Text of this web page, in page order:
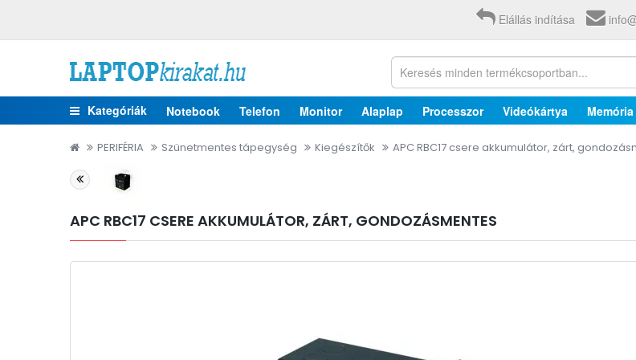
Elállás indítása
Kategóriák Notebook Telefon Monitor Alaplap Processzor Videókártya Memória
PERIFÉRIA Szünetmentes tápegység Kiegészítők APC RBC17 csere akkumulátor, zárt,
APC RBC17 CSERE AKKUMULÁTOR, ZÁRT, GONDOZÁSMENTES